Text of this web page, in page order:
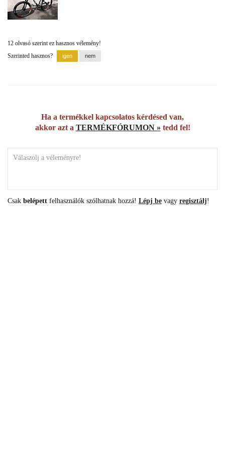
12 olvasó szerint ez hasznos vélemény!
Szerinted hasznos?
Ha a termékkel kapcsolatos kérdésed van,
akkor azt a TERMÉKFÓRUMON » tedd fel!
Csak belépett felhasználók szólhatnak hozzá! Lépj be vagy regisztálj!